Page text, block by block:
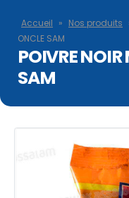
Accueil » Nos produits
ONCLE SAM
POIVRE
SAM